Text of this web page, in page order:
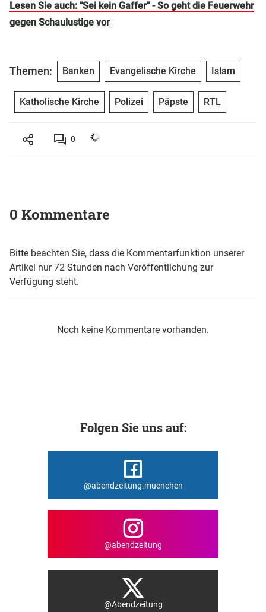
Lesen Sie auch: "Sei kein Gaffer" - So geht die Feuerwehr
gegen Schaulustige vor
Themen: Banken Evangelische Kirche Islam
Katholische Kirche Polizei Päpste RTL
0
0 Kommentare
Bitte beachten Sie, dass die Kommentarfunktion unserer
Artikel nur 72 Stunden nach Veröffentlichung zur
Verfügung steht.
Noch keine Kommentare vorhanden.
Folgen Sie uns auf:
@abendzeitung.muenchen
@abendzeitung
@Abendzeitung